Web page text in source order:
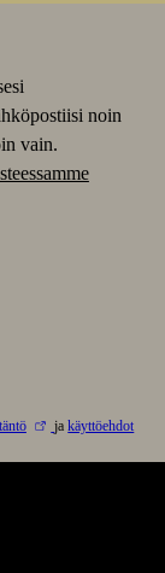
noin
vain.
jakäyttöehdot